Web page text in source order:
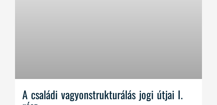
A családi vagyonstrukturálás jogi útjai I.